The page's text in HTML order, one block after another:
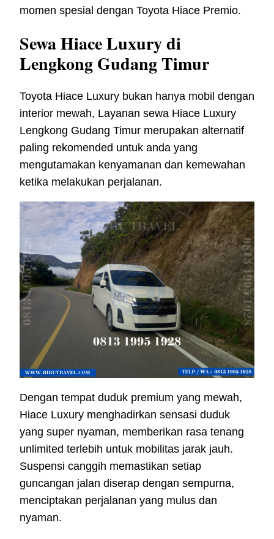
momen spesial dengan Toyota Hiace Premio.
Sewa Hiace Luxury di
Lengkong Gudang Timur
Toyota Hiace Luxury bukan hanya mobil dengan
interior mewah, Layanan sewa Hiace Luxury
Lengkong Gudang Timur merupakan alternatif
paling rekomended untuk anda yang
mengutamakan kenyamanan dan kemewahan
ketika melakukan perjalanan.
Dengan tempat duduk premium yang mewah,
Hiace Luxury menghadirkan sensasi duduk
yang super nyaman, memberikan rasa tenang
unlimited terlebih untuk mobilitas jarak jauh.
Suspensi canggih memastikan setiap
guncangan jalan diserap dengan sempurna,
menciptakan perjalanan yang mulus dan
nyaman.